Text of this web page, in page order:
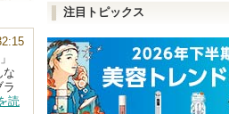
な
読
注目トピックス